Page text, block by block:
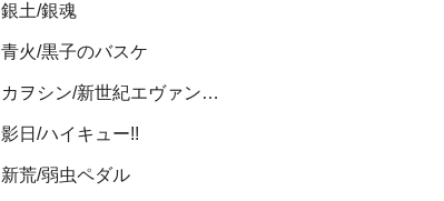
銀土/銀魂
青火/黒子のバスケ
カヲシン/新世紀エヴァンゲ
影日/ハイキュー!!
新荒/弱虫ペダル